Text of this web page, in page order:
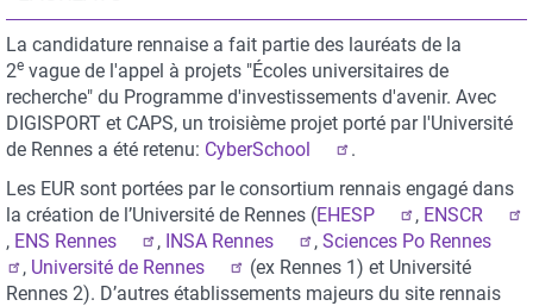
La candidature rennaise a fait partie des lauréats de la
2e vague de l'appel à projets "Écoles universitaires de
recherche" du Programme d'investissements d'avenir. Avec
DIGISPORT et CAPS, un troisième projet porté par l'Université
de Rennes a été retenu: CyberSchool
.
Les EUR sont portées par le consortium rennais engagé dans
la création de l’Université de Rennes (EHESP , ENSCR
, ENS Rennes , INSA Rennes , Sciences Po Rennes
, Université de Rennes
(ex Rennes 1) et Université
Rennes 2). D’autres établissements majeurs du site rennais